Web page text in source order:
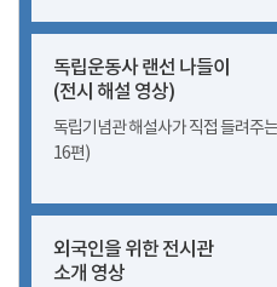
독립운동사 랜선 나들이
(전시 해설 영상)
독립기념관 해설사가 직접 들려주
16편)
외국인을 위한 전시관
소개 영상